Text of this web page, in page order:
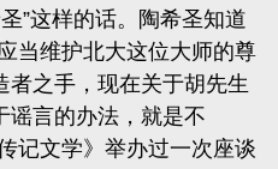
”这样的话。陶希圣知道
当维护北大这位大师的尊
者之手，现在关于胡先生
谣言的办法，就是不
记文学》举办过一次座谈